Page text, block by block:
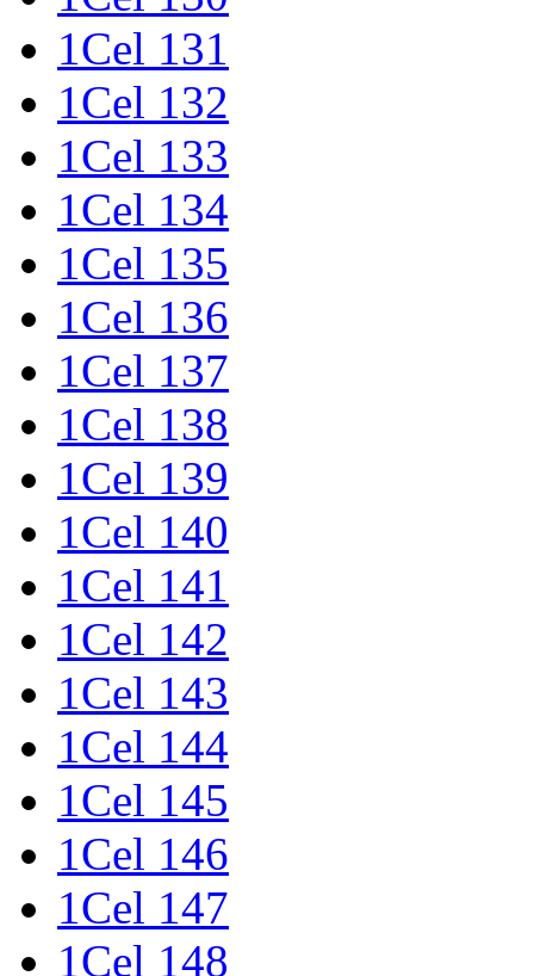
1Cel 131
1Cel 132
1Cel 133
1Cel 134
1Cel 135
1Cel 136
1Cel 137
1Cel 138
1Cel 139
1Cel 140
1Cel 141
1Cel 142
1Cel 143
1Cel 144
1Cel 145
1Cel 146
1Cel 147
1Cel 148